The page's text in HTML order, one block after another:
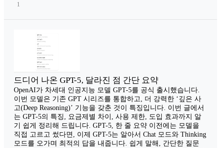
1
드디어 나온 GPT-5, 달라진 점 간단 요약
OpenAI가 차세대 인공지능 모델 GPT-5를 공식 출시했습니다.
이번 모델은 기존 GPT 시리즈를 통합하고, 더 강력한 ‘깊은 사
고(Deep Reasoning)’ 기능을 갖춘 것이 특징입니다. 이번 글에서
는 GPT-5의 특징, 요금제별 차이, 사용 제한, 도입 효과까지 알
기 쉽게 정리해 드립니다. GPT-5, 한 줄 요약 이전에는 모델을
직접 고르고 썼다면, 이제 GPT-5는 알아서 Chat 모드와 Thinking
모드를 오가며 최적의 답을 내줍니다. 쉽게 말해, 간단한 질문